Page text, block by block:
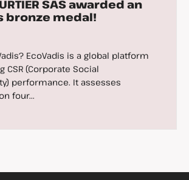
SAS awarded an
bronze medal!
EcoVadis is a global platform
CSR (Corporate Social
performance. It assesses
four...